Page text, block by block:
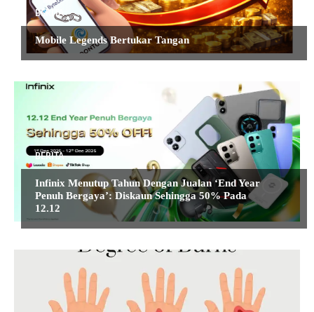
BERITA
Mobile Legends Bertukar Tangan
BERITA
Infinix Menutup Tahun Dengan Jualan ‘End Year
Penuh Bergaya’: Diskaun Sehingga 50% Pada
12.12